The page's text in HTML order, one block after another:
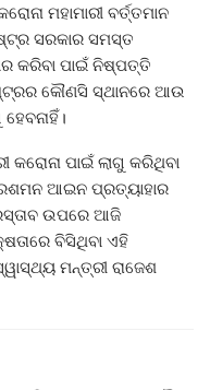
ମହାମାରୀ ବର୍ତ୍ତମାନ
ସରକାର ସମସ୍ତ
କରିବା ପାଇଁ ନିଷ୍ପତ୍ତି
କୌଣସି ସ୍ଥାନରେ ଆଉ
କରୋନା ପାଇଁ ଲାଗୁ କରିଥିବା
ଆଇନ ପ୍ରତ୍ୟାହାର
ଉପରେ ଆଜି
ବିସିଥିବା ଏହି
ମନ୍ତ୍ରୀ ରାଜେଶ